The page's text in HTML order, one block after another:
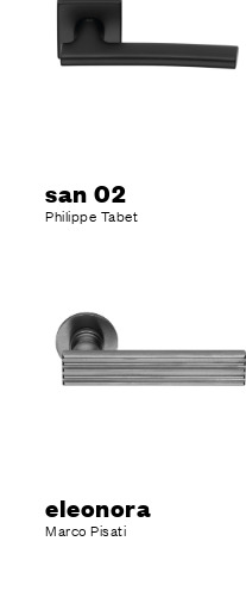
san 02
Philippe Tabet
eleonora
Marco Pisati